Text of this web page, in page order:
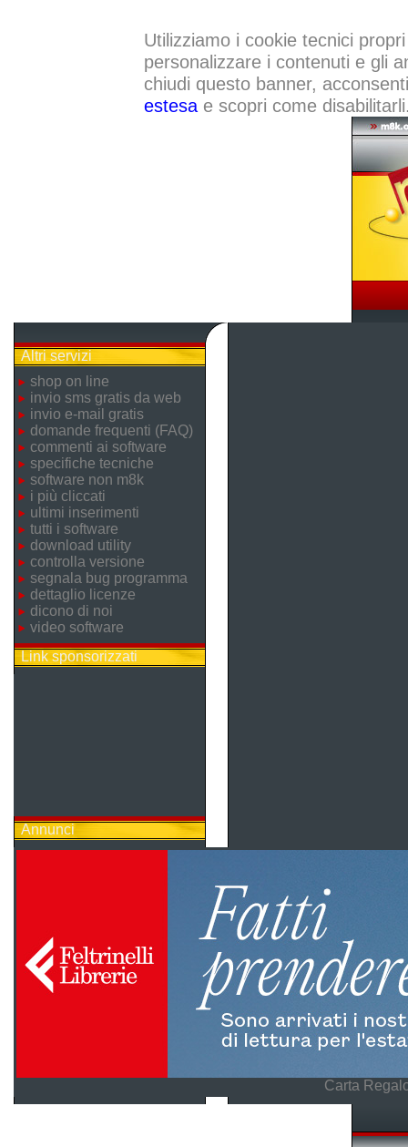
Utilizziamo i cookie tecnici
personalizzare i contenuti e gli
chiudi questo banner,
estesae scopri come
Altri servizi
shop on line
invio sms gratis da web
invio e-mail gratis
domande frequenti (FAQ)
commenti ai software
specifiche tecniche
software non m8k
i più cliccati
ultimi inserimenti
tutti i software
download utility
controlla versione
segnala bug programma
dettaglio licenze
dicono di noi
video software
Link sponsorizzati
Annunci
Carta